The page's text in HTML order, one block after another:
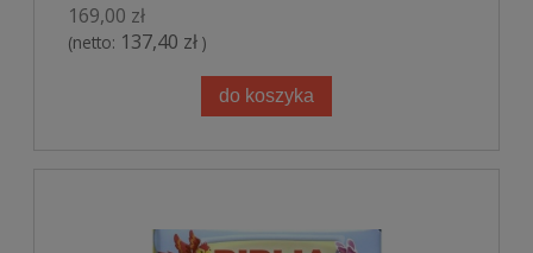
169,00 zł
(netto: 137,40 zł )
do koszyka